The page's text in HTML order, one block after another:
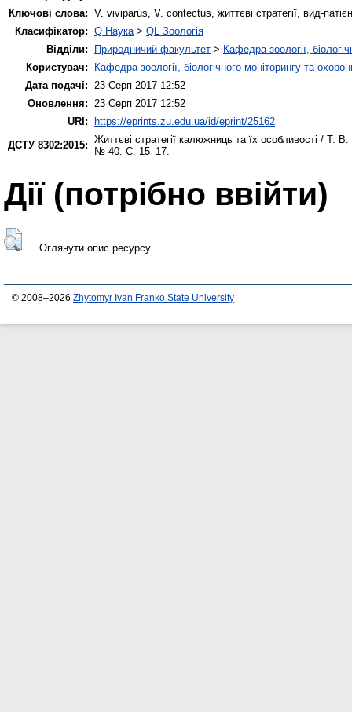
Ключові слова: V. viviparus, V. contectus, життєві стратегії, вид-
Класифікатор: Q Наука > QL Зоологія
Відділи:
Природничий факультет > Кафедра зоології,
Користувач:
Кафедра зоології, біологічного моніторингу та
Дата подачі:
23 Серп 2017 12:52
Оновлення:
23 Серп 2017 12:52
URI: https://eprints.zu.edu.ua/id/eprint/25162
ДСТУ 8302:2015: Життєві стратегії калюжниць та їх особливості / Т.
№ 40. С. 15–17.
Дії ​​(потрібно ввійти)
Оглянути опис ресурсу
© 2008–2026 Zhytomyr Ivan Franko State University